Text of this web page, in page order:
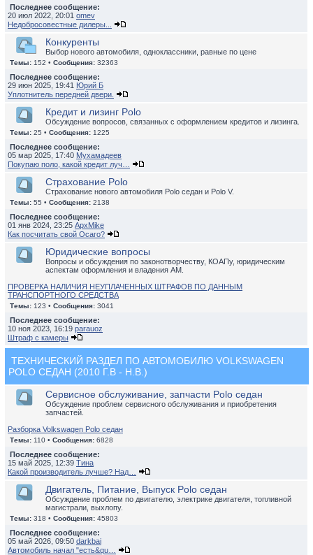
Последнее сообщение:
20 июл 2022, 20:01 omev
Недобросовестные дилеры...
Конкуренты
Выбор нового автомобиля, одноклассники, равные по цене
Темы: 152 • Сообщения: 32363
Последнее сообщение:
29 июн 2025, 19:41 Юрий Б
Уплотнитель передней двери.
Кредит и лизинг Polo
Обсуждение вопросов, связанных с оформлением кредитов и лизинга.
Темы: 25 • Сообщения: 1225
Последнее сообщение:
05 мар 2025, 17:40 Мухамадеев
Покупаю поло, какой кредит луч…
Страхование Polo
Страхование нового автомобиля Polo седан и Polo V.
Темы: 55 • Сообщения: 2138
Последнее сообщение:
01 янв 2024, 23:25 ApxMike
Как посчитать свой Осаго?
Юридические вопросы
Вопросы и обсуждения по законотворчеству, КОАПу, юридическим
аспектам оформления и владения АМ.
ПРОВЕРКА НАЛИЧИЯ НЕУПЛАЧЕННЫХ ШТРАФОВ ПО ДАННЫМ
ТРАНСПОРТНОГО СРЕДСТВА
Темы: 123 • Сообщения: 3041
Последнее сообщение:
10 ноя 2023, 16:19 parauoz
Штраф с камеры
ТЕХНИЧЕСКИЙ РАЗДЕЛ ПО АВТОМОБИЛЮ VOLKSWAGEN
POLO СЕДАН (2010 Г.В - Н.В.)
Сервисное обслуживание, запчасти Polo седан
Обсуждение проблем сервисного обслуживания и приобретения
запчастей.
Разборка Volkswagen Polo седан
Темы: 110 • Сообщения: 6828
Последнее сообщение:
15 май 2025, 12:39 Тина
Какой производитель лучше? Над…
Двигатель, Питание, Выпуск Polo седан
Обсуждение проблем по двигателю, электрике двигателя, топливной
магистрали, выхлопу.
Темы: 318 • Сообщения: 45803
Последнее сообщение:
05 май 2026, 09:50 darkbai
Автомобиль начал "есть&qu…